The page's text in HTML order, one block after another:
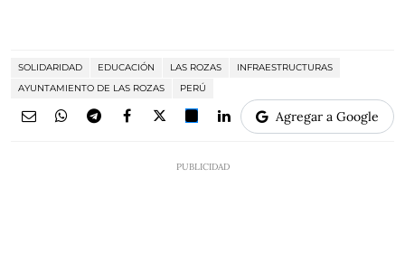
SOLIDARIDAD EDUCACIÓN LAS ROZAS
INFRAESTRUCTURAS
AYUNTAMIENTO DE LAS ROZAS
PERÚ
Agregar a Google